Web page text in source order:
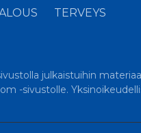
TERVEYS
julkaistuihin
-sivustolle.